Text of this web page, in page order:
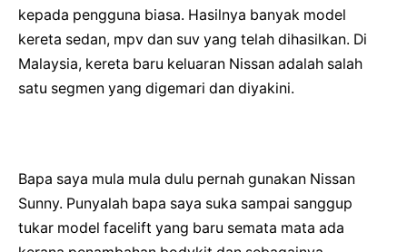
kepada pengguna biasa. Hasilnya banyak model
kereta sedan, mpv dan suv yang telah dihasilkan. Di
Malaysia, kereta baru keluaran Nissan adalah salah
satu segmen yang digemari dan diyakini.
Bapa saya mula mula dulu pernah gunakan Nissan
Sunny. Punyalah bapa saya suka sampai sanggup
tukar model facelift yang baru semata mata ada